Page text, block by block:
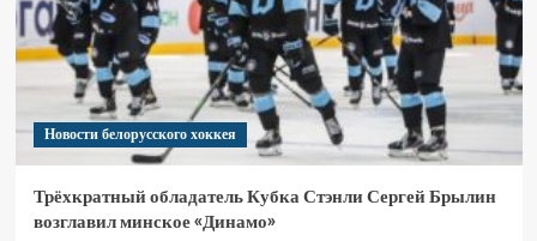
Новости белорусского хоккея
Трёхкратный обладатель Кубка Стэнли Сергей Брылин
возглавил минское «Динамо»